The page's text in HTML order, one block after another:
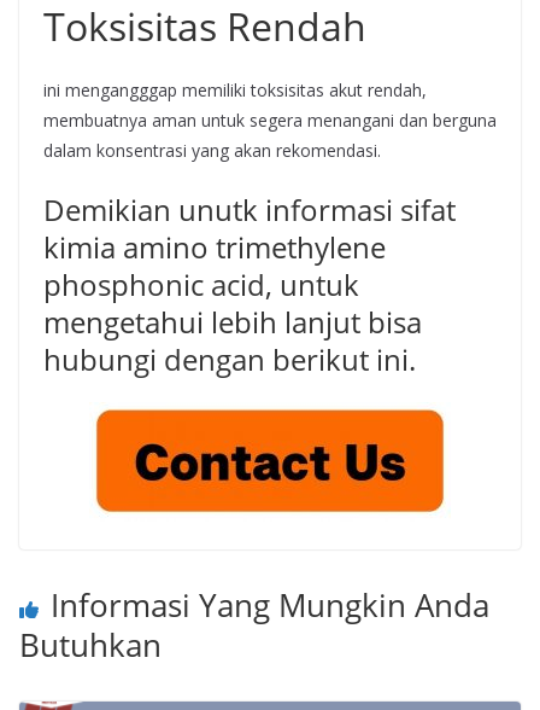
Toksisitas Rendah
ini mengangggap memiliki toksisitas akut rendah,
membuatnya aman untuk segera menangani dan berguna
dalam konsentrasi yang akan rekomendasi.
Demikian unutk informasi sifat
kimia amino trimethylene
phosphonic acid, untuk
mengetahui lebih lanjut bisa
hubungi dengan berikut ini.
Informasi Yang Mungkin Anda
Butuhkan